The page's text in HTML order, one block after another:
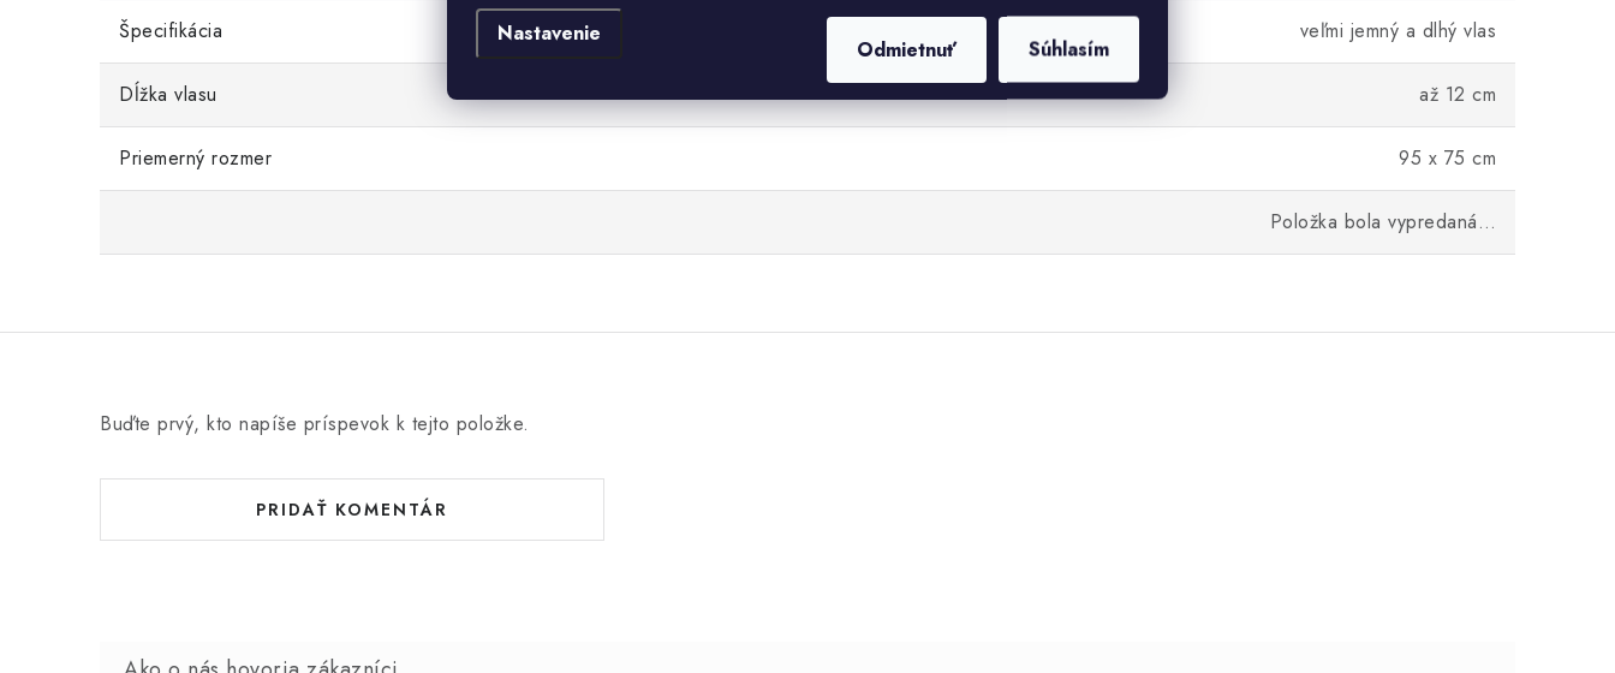
Nastavenie
Odmietnuť Súhlasím
Špecifikácia veľmi jemný a dlhý vlas
Dĺžka vlasu až 12 cm
Priemerný rozmer 95 x 75 cm
Položka bola vypredaná…
Buďte prvý, kto napíše príspevok k tejto položke.
PRIDAŤ KOMENTÁR